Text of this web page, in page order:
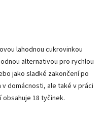
lahodnou cukrovinkou
alternativou pro rychlou
jako sladké zakončení po
domácnosti, ale také v práci
obsahuje 18 tyčinek.